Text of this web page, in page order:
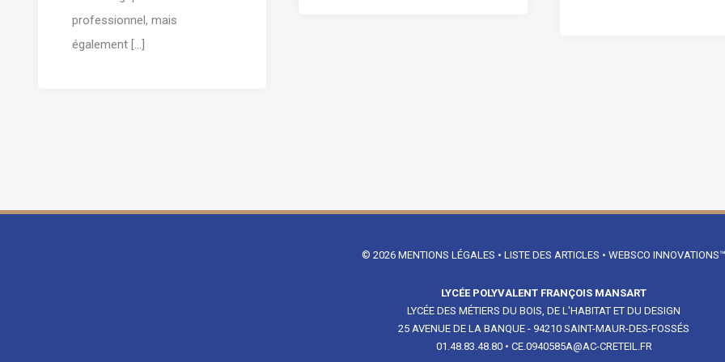
professionnel, mais
également [...]
© 2026 MENTIONS LÉGALES • LISTE DES ARTICLES • WEBSCO INNOVATIONS™
LYCÉE POLYVALENT FRANÇOIS MANSART
LYCÉE DES MÉTIERS DU BOIS, DE L'HABITAT ET DU DESIGN
25 AVENUE DE LA BANQUE - 94210 SAINT-MAUR-DES-FOSSÉS
01.48.83.48.80• CE.0940585A@AC-CRETEIL.FR